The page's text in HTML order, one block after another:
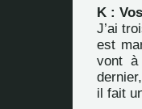
K :
J’ai
est
vont
il fait